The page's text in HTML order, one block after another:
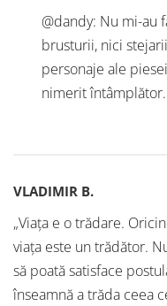
@dandy: Nu mi-au
brusturii, nici
personaje ale
nimerit întâmplător.
VLADIMIR B.
„Viaţa e o trădare.
viaţa este un trădător.
să poată satisface
înseamnă a trăda ceea